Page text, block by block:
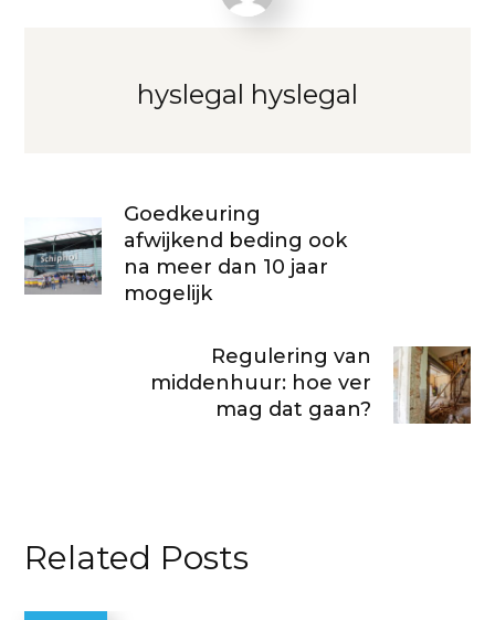
hyslegal hyslegal
Goedkeuring
afwijkend beding ook
na meer dan 10 jaar
mogelijk
Regulering van
middenhuur: hoe ver
mag dat gaan?
Related Posts